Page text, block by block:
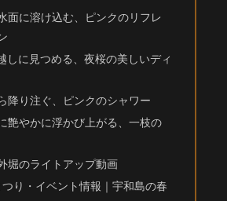
面に溶け込む、ピンクのリフレ
しに見つめる、夜桜の美しいディ
降り注ぐ、ピンクのシャワー
艶やかに浮かび上がる、一枝の
堀のライトアップ動画
り・イベント情報｜宇和島の春